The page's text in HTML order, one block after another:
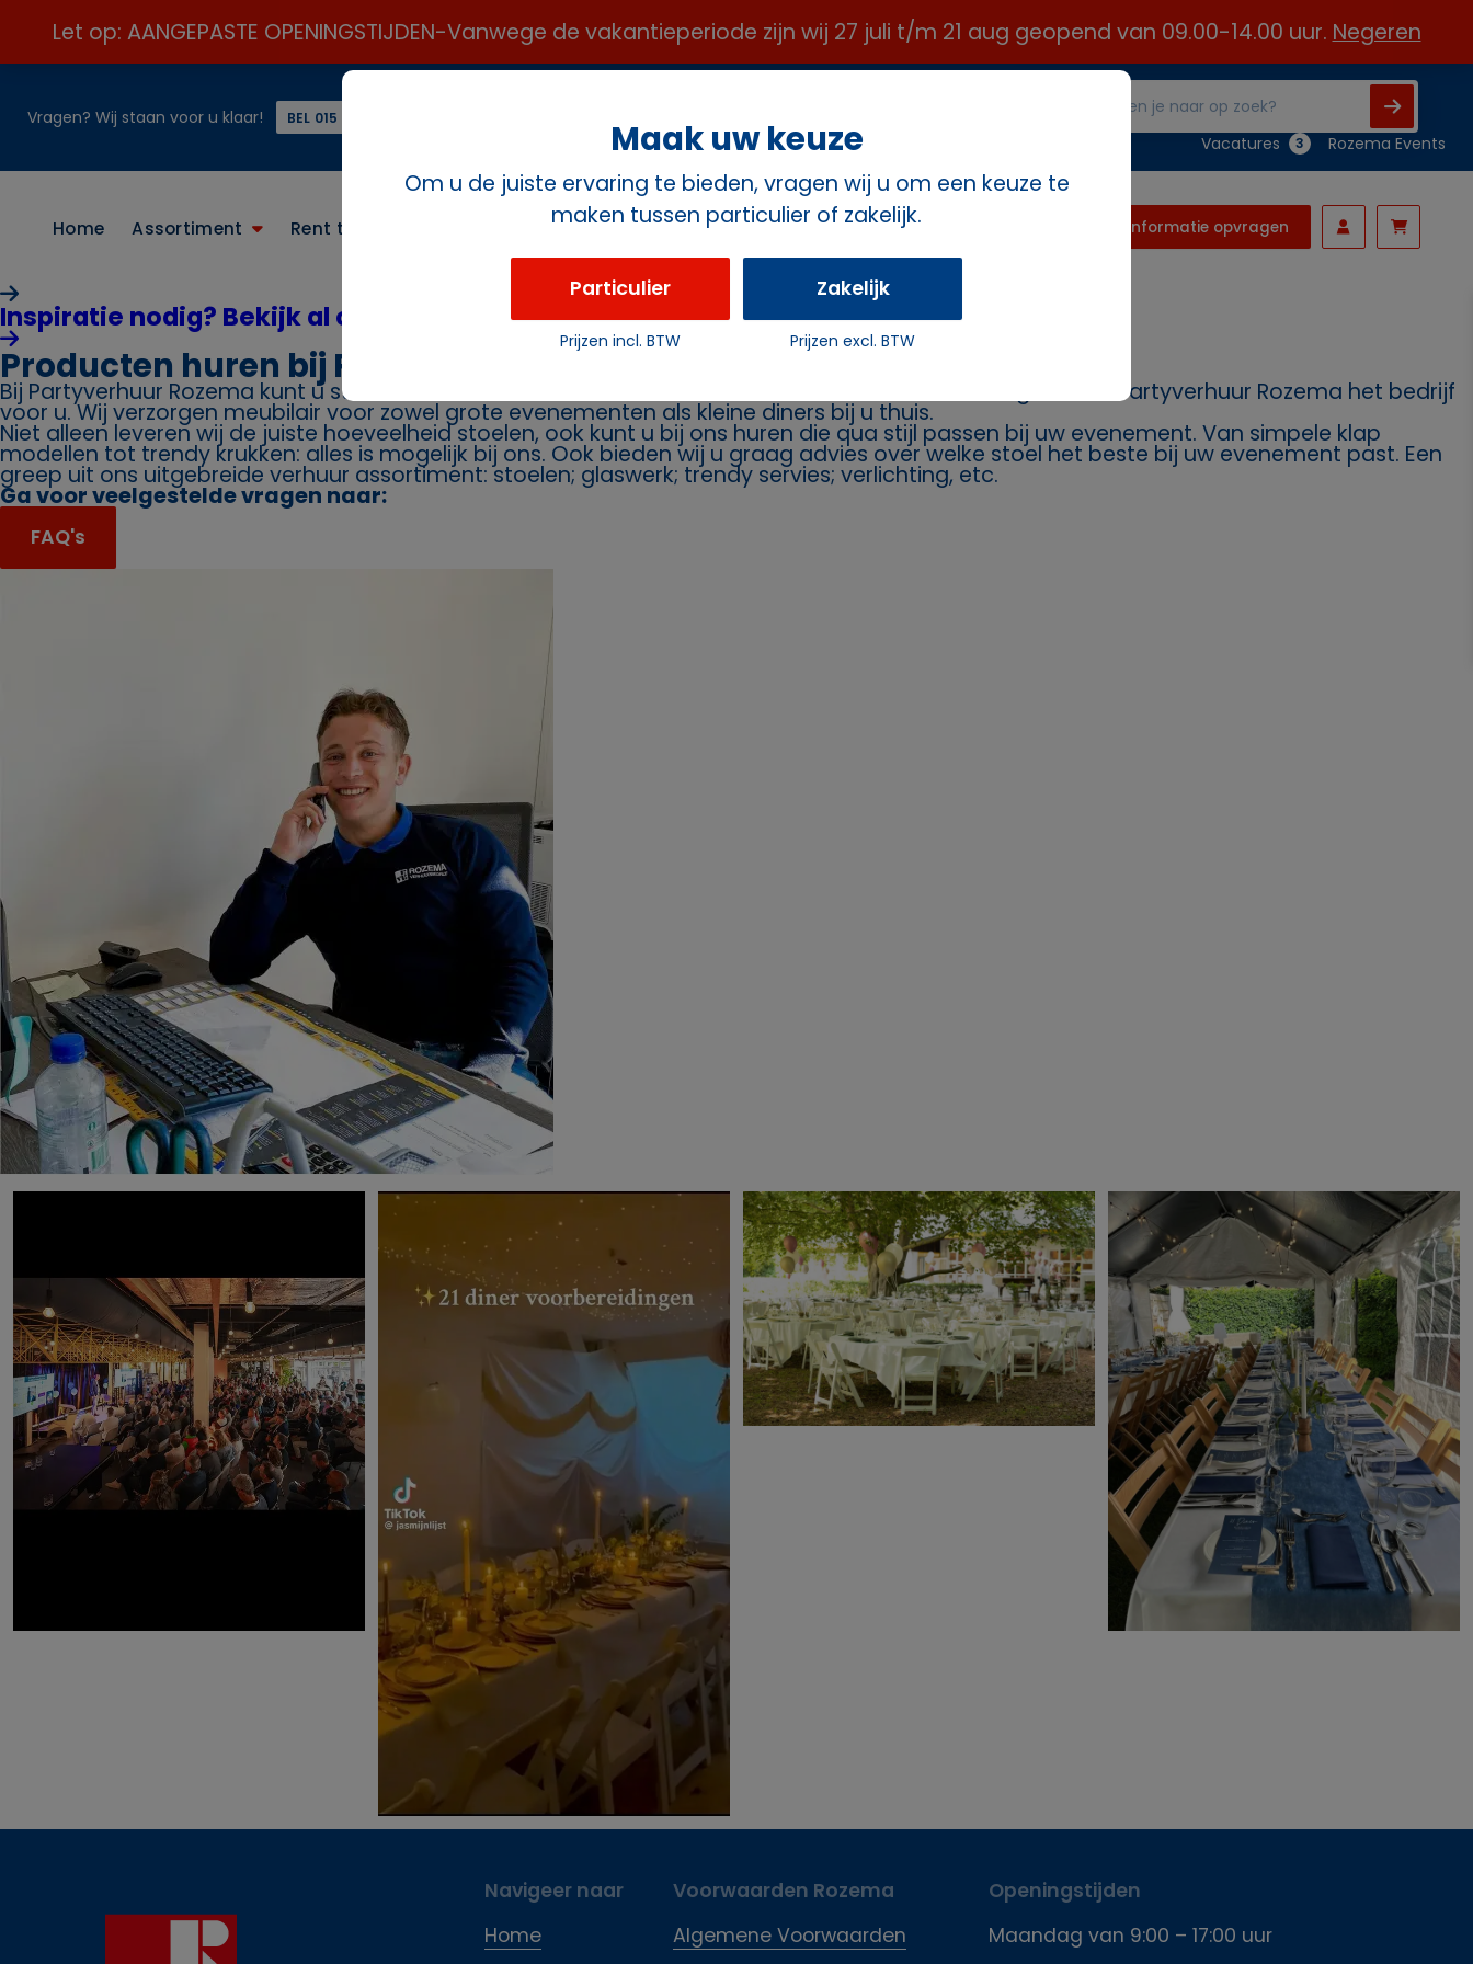
Let op: AANGEPASTE OPENINGSTIJDEN-Vanwege de vakantieperiode zijn wij 27 juli t/m 21 aug geopend van 09.00-14.00 uur. Negeren
Vragen? Wij staan voor u klaar! BEL 015 21 24 313 ☎️
Vacatures 3 Rozema Events
Home Assortiment Rent the look Informatie opvragen
Inspiratie nodig? Bekijk al onze paketten
Producten huren bij Partyverhuur Rozema
Bij Partyverhuur Rozema kunt u stoelen huren. Geeft u een feest en heeft u daarvoor stoelen nodig? Dan is Partyverhuur Rozema het bedrijf
voor u. Wij verzorgen meubilair voor zowel grote evenementen als kleine diners bij u thuis.
Niet alleen leveren wij de juiste hoeveelheid stoelen, ook kunt u bij ons huren die qua stijl passen bij uw evenement. Van simpele klap
modellen tot trendy krukken: alles is mogelijk bij ons. Ook bieden wij u graag advies over welke stoel het beste bij uw evenement past. Een
greep uit ons uitgebreide verhuur assortiment: stoelen; glaswerk; trendy servies; verlichting, etc.
Ga voor veelgestelde vragen naar:
FAQ's
Navigeer naar
Home
Voorwaarden Rozema
Algemene Voorwaarden
Openingstijden
Maandag van 9:00 – 17:00 uur
Maak uw keuze
Om u de juiste ervaring te bieden, vragen wij u om een keuze te
maken tussen particulier of zakelijk.
Particulier
Prijzen incl. BTW
Zakelijk
Prijzen excl. BTW